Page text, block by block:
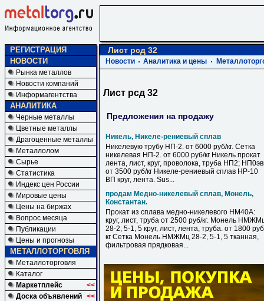
РЕГИСТРАЦИЯ
НОВОСТИ
Рынка металлов
Новости компаний
Информагентства
АНАЛИТИКА
Черные металлы
Цветные металлы
Драгоценные металлы
Металлолом
Сырье
Статистика
Индекс цен России
Мировые цены
Цены на биржах
Вопрос месяца
Публикации
Цены и прогнозы
МЕТАЛЛОТОРГОВЛЯ
Металлоторговля
Каталог
Маркетплейс
<<
Доска объявлений <<
Лист рсд 32
Новости Аналитика и цены
Лист рсд 32
Предложения на продажу
Никель, Никеле-рениевый сплав
Никелевую трубу НП-2. от 6000 руб/кг. Сетка
никелевая НП-2. от 6000 руб/кг Никель прокат
лента, лист, круг, проволока, труба НП2;
от 3500 руб/кг Никеле-рениевый сплав НР-10
ВП круг, лента. Sus...
продам Медно-никелевый сплав, Монель,
Константан.
Прокат из сплава медно-никелевого НМ40А:
круг, лист, труба от 2500 руб/кг. Монель
28-2, 5-1, 5 круг, лист, лента, труба. от 1800
кг Сетка Монель НМЖМц 28-2, 5-1, 5 тканная,
фильтровая прядковая...